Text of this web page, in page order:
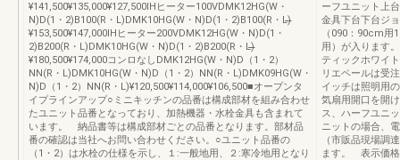
¥141,500¥135,000¥127,500ⅠHヒーター100VDMK12HG(W・
N)D(1・2)B100(R・L)DMK10HG(W・N)D(1・2)B100(R・L)̶̶̶
¥153,500¥147,000ⅠHヒーター200VDMK12HG(W・N)D(1・
2)B200(R・L)DMK10HG(W・N)D(1・2)B200(R・L)̶̶̶
¥180,500¥174,000コンロなしDMK12HG(W・N)D（1・2）
NN(R・L)DMK10HG(W・N)D（1・2）NN(R・L)DMK09HG(W・
N)D（1・2）NN(R・L)¥120,500¥114,000¥106,500■オープンタ
イプラインアップ○ミニキッチンの品番は構成部材を組み合わせ
たユニット品番となっており、加熱機器・水栓金具も含まれて
います。 納品書等は構成部材ごとの品番となります。部材品
番の確認は当社へお問い合わせください。○ユニット品番の
（1・2）は水栓の仕様を示し、１:一般地用、２:寒冷地用となり
ーフユニット上
金具下台下台ジ
（090：90cm
用）が入ります
ティックホワイ
リエペールは受
イッチは照明用
気扇用開口を開
ス、ハーフユニ
ニットの場合、
（市販品現場調
ます。 表示価格